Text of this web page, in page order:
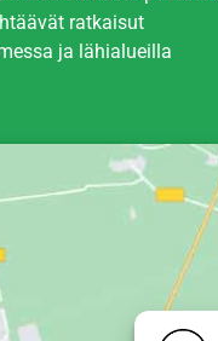
ratkaisut
ja lähialueilla